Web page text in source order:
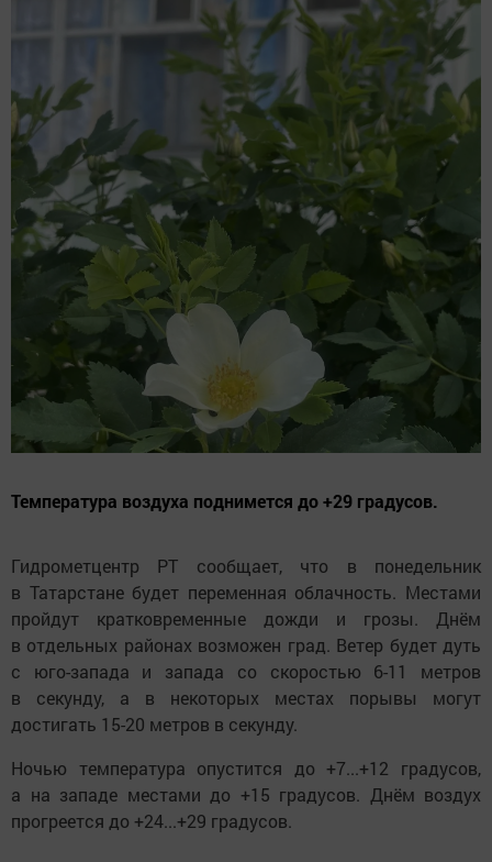
Температура воздуха поднимется до +29 градусов.
Гидрометцентр РТ сообщает, что в понедельник
в Татарстане будет переменная облачность. Местами
пройдут кратковременные дожди и грозы. Днём
в отдельных районах возможен град. Ветер будет дуть
с юго-запада и запада со скоростью 6-11 метров
в секунду, а в некоторых местах порывы могут
достигать 15-20 метров в секунду.
Ночью температура опустится до +7...+12 градусов,
а на западе местами до +15 градусов. Днём воздух
прогреется до +24...+29 градусов.